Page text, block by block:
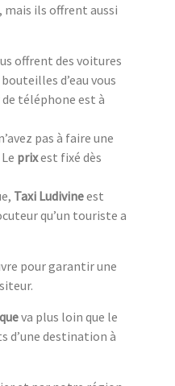
, mais ils offrent aussi
offrent des voitures
d’eau vous
téléphone est à
pas à faire une
Le prixest fixé dès
Taxi Ludivineest
qu’un touriste a
pour garantir une
va plus loin que le
d’une destination à